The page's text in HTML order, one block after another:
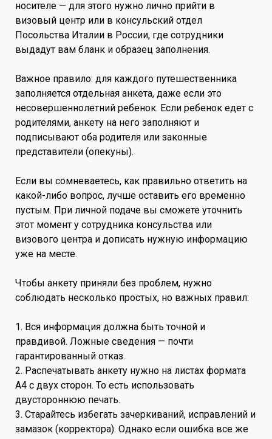
носителе — для этого нужно лично прийти в
визовый центр или в консульский отдел
Посольства Италии в России, где сотрудники
выдадут вам бланк и образец заполнения.
Важное правило: для каждого путешественника
заполняется отдельная анкета, даже если это
несовершеннолетний ребенок. Если ребенок едет с
родителями, анкету на него заполняют и
подписывают оба родителя или законные
представители (опекуны).
Если вы сомневаетесь, как правильно ответить на
какой-либо вопрос, лучше оставить его временно
пустым. При личной подаче вы сможете уточнить
этот момент у сотрудника консульства или
визового центра и дописать нужную информацию
уже на месте.
Чтобы анкету приняли без проблем, нужно
соблюдать несколько простых, но важных правил:
1. Вся информация должна быть точной и
правдивой. Ложные сведения — почти
гарантированный отказ.
2. Распечатывать анкету нужно на листах формата
А4 с двух сторон. То есть использовать
двустороннюю печать.
3. Старайтесь избегать зачеркиваний, исправлений и
замазок (корректора). Однако если ошибка все же